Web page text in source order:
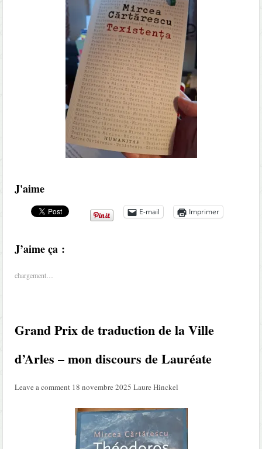
J'aime
E-mail Imprimer
J’aime ça :
chargement…
Grand Prix de traduction de la Ville
d’Arles – mon discours de Lauréate
Leave a comment 18 novembre 2025 Laure Hinckel